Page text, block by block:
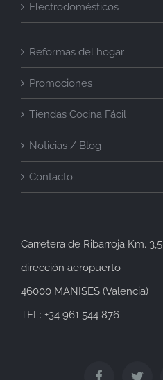
Electrodomésticos
Reformas del hogar
Promociones
Tiendas Cocina Fácil
Noticias / Blog
Contacto
Carretera de Ribarroja Km. 3,5
dirección aeropuerto
46000 MANISES (Valencia)
TEL: +34 961 544 876